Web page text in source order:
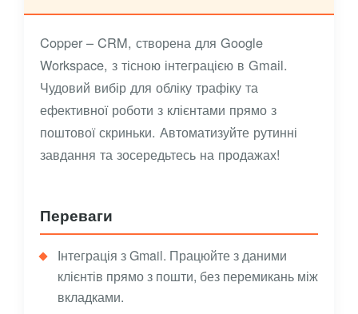
Copper – CRM, створена для Google
Workspace, з тісною інтеграцією в Gmail.
Чудовий вибір для обліку трафіку та
ефективної роботи з клієнтами прямо з
поштової скриньки. Автоматизуйте рутинні
завдання та зосередьтесь на продажах!
Переваги
Інтеграція з Gmail. Працюйте з даними
клієнтів прямо з пошти, без перемикань між
вкладками.